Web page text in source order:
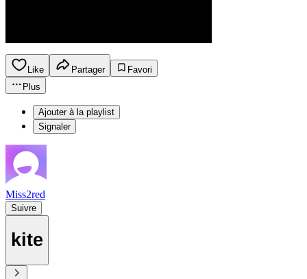
Like Partager
Favori
Plus
Ajouter à la playlist
Signaler
Miss2red
Suivre
kite